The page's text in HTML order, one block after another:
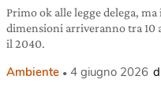
Primo ok alle legge delega,
dimensioni arriveranno tra 10
il 2040.
Ambiente 4 giugno 2026